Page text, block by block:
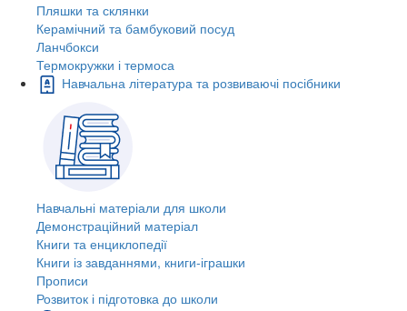
Пляшки та склянки
Керамічний та бамбуковий посуд
Ланчбокси
Термокружки і термоса
Навчальна література та розвиваючі посібники
Навчальні матеріали для школи
Демонстраційний матеріал
Книги та енциклопедії
Книги із завданнями, книги-іграшки
Прописи
Розвиток і підготовка до школи